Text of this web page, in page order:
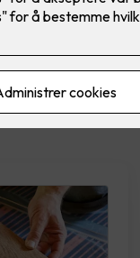
El-sikkerhet